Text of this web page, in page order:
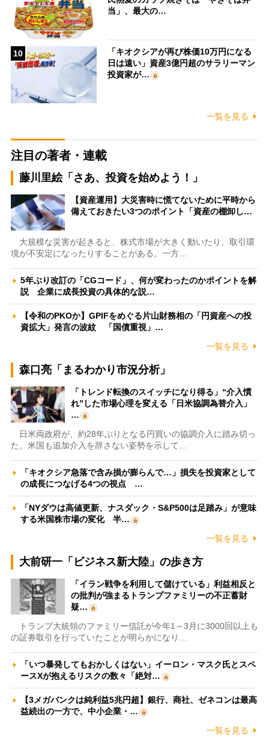
当」、最大の…
10
「キオクシアが再び株価10万円になる
日は遠い」資産3億円超のサラリーマン
投資家が…
一覧を見る
注目の著者・連載
藤川里絵「さあ、投資を始めよう！」
【資産運用】大災害時に慌てないために平時から
備えておきたい3つのポイント「資産の棚卸し…
大規模な災害が起きると、株式市場が大きく動いたり、取引環
境が不安定になったりすることがある。一方…
5年ぶり改訂の「CGコード」、何が変わったのかポイントを解
説 企業に成長投資の具体的な説…
【令和のPKOか】GPIFをめぐる片山財務相の「円資産への投
資拡大」発言の波紋 「国債重視」…
一覧を見る
森口亮「まるわかり市況分析」
「トレンド転換のスイッチになり得る」“介入慣
れ”した市場心理を変える「日米協調為替介入」
…
日米両政府が、約28年ぶりとなる円買いの協調介入に踏み切っ
た。米国も追加介入を辞さない姿勢を示して…
「キオクシア急落で含み損が膨らんで…」損失を投資家として
の成長につなげる4つの視点 …
「NYダウは高値更新、ナスダック・S&P500は足踏み」が意味
する米国株市場の変化 半…
一覧を見る
大前研一「ビジネス新大陸」の歩き方
「イラン戦争を利用して儲けている」利益相反と
の批判が強まるトランプファミリーの不正蓄財
疑…
トランプ大統領のファミリー信託が今年1～3月に3000回以上も
の証券取引を行っていたことが明らかになり…
「いつ暴発してもおかしくはない」イーロン・マスク氏とスペ
ースXが抱えるリスクの数々「絶対…
【3メガバンクは純利益5兆円超】銀行、商社、ゼネコンは最高
益続出の一方で、中小企業・…
一覧を見る